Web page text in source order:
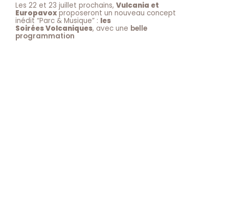
Les 22 et 23 juillet prochains, Vulcania et
Europavoxproposeront un nouveau concept
inédit “Parc & Musique” : les
Soirées Volcaniques, avec une belle
programmation